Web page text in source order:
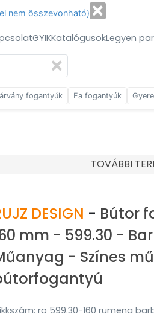
nem összevonható)
GYIKKatalógusokLegyen
fogantyúk Fa fogantyúk
TOVÁBBI
DESIGN - Bútor
mm - 599.30 -
- Színes
ro 599.30-160 rumena